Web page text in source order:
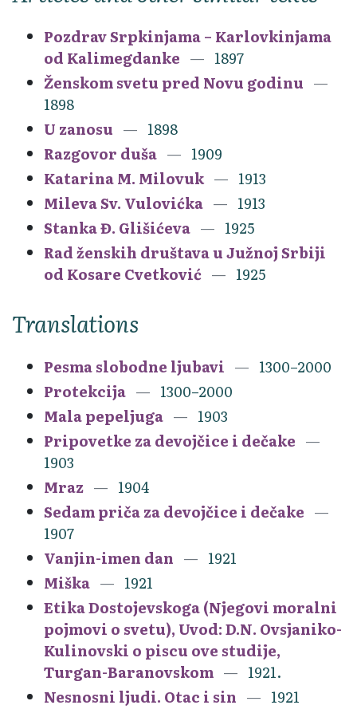
Pozdrav Srpkinjama – Karlovkinjama
od Kalimegdanke
1897
Ženskom svetu pred Novu godinu
1898
U zanosu
1898
Razgovor duša
1909
Katarina M. Milovuk
1913
Mileva Sv. Vulovićka
1913
Stanka Đ. Glišićeva
1925
Rad ženskih društava u Južnoj Srbiji
od Kosare Cvetković
1925
Translations
Pesma slobodne ljubavi
1300–2000
Protekcija
1300–2000
Mala pepeljuga
1903
Pripovetke za devojčice i dečake
1903
Mraz
1904
Sedam priča za devojčice i dečake
1907
Vanjin-imen dan
1921
Miška
1921
Etika Dostojevskoga (Njegovi moralni
pojmovi o svetu), Uvod: D.N. Ovsjaniko-
Kulinovski o piscu ove studije,
Turgan-Baranovskom
1921.
Nesnosni ljudi. Otac i sin
1921